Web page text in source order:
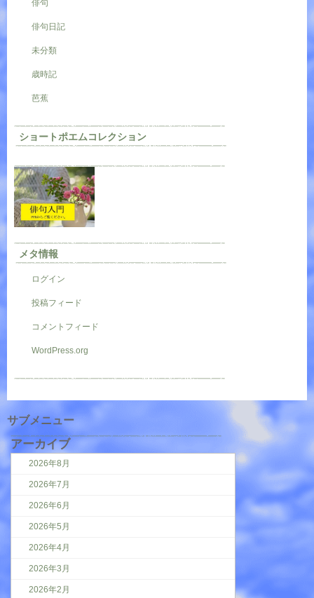
俳句
俳句日記
未分類
歳時記
芭蕉
ショートポエムコレクション
メタ情報
ログイン
投稿フィード
コメントフィード
WordPress.org
サブメニュー
アーカイブ
2026年8月
2026年7月
2026年6月
2026年5月
2026年4月
2026年3月
2026年2月